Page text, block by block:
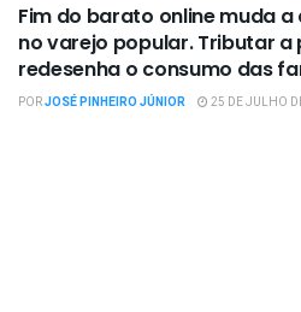
Fim do barato online muda
no varejo popular. Tributar
redesenha o consumo das
PORJOSÉ PINHEIRO JÚNIOR 25 DE JULHO